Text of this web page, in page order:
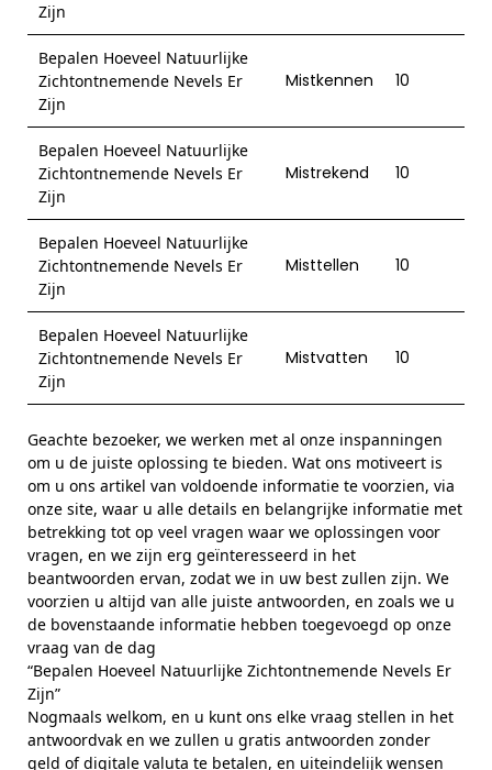
Zijn
Bepalen Hoeveel Natuurlijke
Zichtontnemende Nevels Er
Zijn
Mistkennen 10
Bepalen Hoeveel Natuurlijke
Zichtontnemende Nevels Er
Zijn
Mistrekend 10
Bepalen Hoeveel Natuurlijke
Zichtontnemende Nevels Er
Zijn
Misttellen 10
Bepalen Hoeveel Natuurlijke
Zichtontnemende Nevels Er
Zijn
Mistvatten 10
Geachte bezoeker, we werken met al onze inspanningen
om u de juiste oplossing te bieden. Wat ons motiveert is
om u ons artikel van voldoende informatie te voorzien, via
onze site, waar u alle details en belangrijke informatie met
betrekking tot op veel vragen waar we oplossingen voor
vragen, en we zijn erg geïnteresseerd in het
beantwoorden ervan, zodat we in uw best zullen zijn. We
voorzien u altijd van alle juiste antwoorden, en zoals we u
de bovenstaande informatie hebben toegevoegd op onze
vraag van de dag
“Bepalen Hoeveel Natuurlijke Zichtontnemende Nevels Er
Zijn”
Nogmaals welkom, en u kunt ons elke vraag stellen in het
antwoordvak en we zullen u gratis antwoorden zonder
geld of digitale valuta te betalen, en uiteindelijk wensen